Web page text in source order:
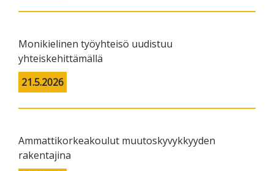
Monikielinen työyhteisö uudistuu
yhteiskehittämällä
21.5.2026
Ammattikorkeakoulut muutoskyvykkyyden
rakentajina